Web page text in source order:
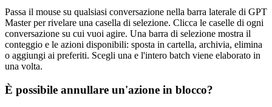
Passa il mouse su qualsiasi conversazione nella barra laterale di GPT
Master per rivelare una casella di selezione. Clicca le caselle di ogni
conversazione su cui vuoi agire. Una barra di selezione mostra il
conteggio e le azioni disponibili: sposta in cartella, archivia, elimina
o aggiungi ai preferiti. Scegli una e l'intero batch viene elaborato in
una volta.
È possibile annullare un'azione in blocco?